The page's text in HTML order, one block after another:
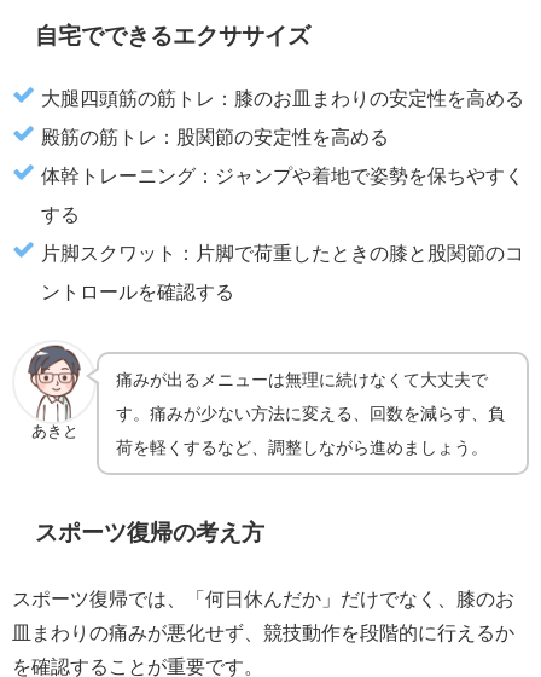
自宅でできるエクササイズ
大腿四頭筋の筋トレ：膝のお皿まわりの安定性を高める
殿筋の筋トレ：股関節の安定性を高める
体幹トレーニング：ジャンプや着地で姿勢を保ちやすく
する
片脚スクワット：片脚で荷重したときの膝と股関節のコ
ントロールを確認する
あきと
痛みが出るメニューは無理に続けなくて大丈夫で
す。痛みが少ない方法に変える、回数を減らす、負
荷を軽くするなど、調整しながら進めましょう。
スポーツ復帰の考え方
スポーツ復帰では、「何日休んだか」だけでなく、膝のお
皿まわりの痛みが悪化せず、競技動作を段階的に行えるか
を確認することが重要です。